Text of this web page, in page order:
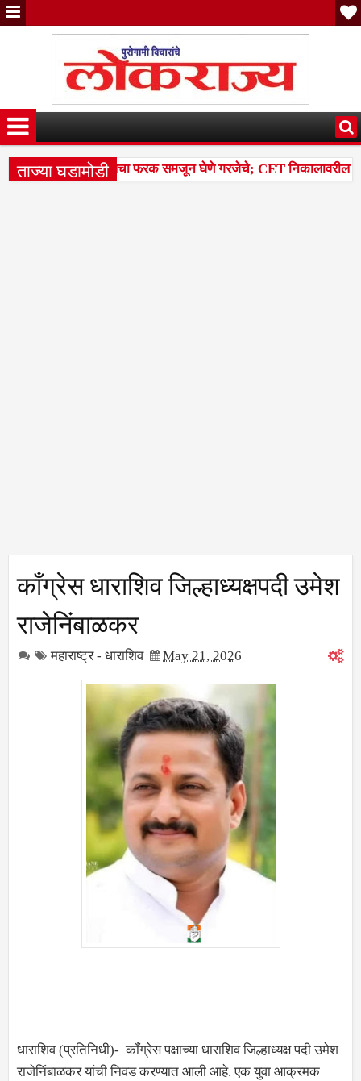
ताज्या घडामोडी
टक्केवारी आणि पर्सेंटाइलचा फरक समजून घेणे गरजेचे; CET निकालावरील
काँग्रेस धाराशिव जिल्हाध्यक्षपदी उमेश
राजेनिंबाळकर
महाराष्ट्र - धाराशिव May 21, 2026
धाराशिव (प्रतिनिधी)- काँग्रेस पक्षाच्या धाराशिव जिल्हाध्यक्ष पदी उमेश
राजेनिंबाळकर यांची निवड करण्यात आली आहे. एक युवा आक्रमक